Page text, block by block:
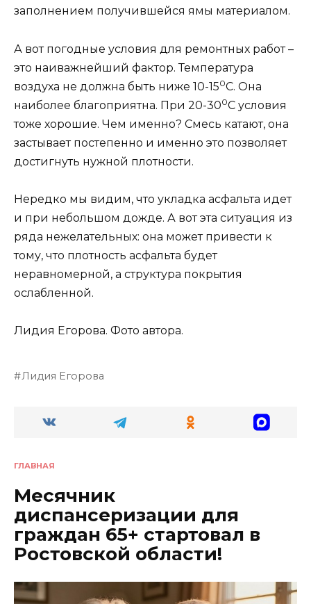
заполнением получившейся ямы материалом.
А вот погодные условия для ремонтных работ –
это наиважнейший фактор. Температура
воздуха не должна быть ниже 10-150С. Она
наиболее благоприятна. При 20-300С условия
тоже хорошие. Чем именно? Смесь катают, она
застывает постепенно и именно это позволяет
достигнуть нужной плотности.
Нередко мы видим, что укладка асфальта идет
и при небольшом дожде. А вот эта ситуация из
ряда нежелательных: она может привести к
тому, что плотность асфальта будет
неравномерной, а структура покрытия
ослабленной.
Лидия Егорова. Фото автора.
Лидия Егорова
ГЛАВНАЯ
Месячник
диспансеризации для
граждан 65+ стартовал в
Ростовской области!